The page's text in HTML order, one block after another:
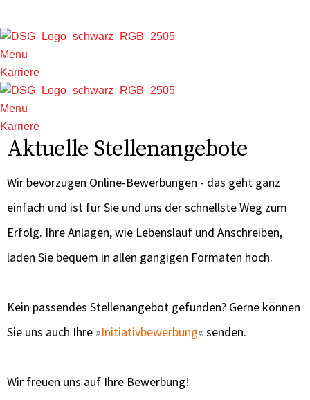
Menu
Karriere
Menu
Karriere
Aktuelle Stellenangebote
Wir bevorzugen Online-Bewerbungen - das geht ganz
einfach und ist für Sie und uns der schnellste Weg zum
Erfolg. Ihre Anlagen, wie Lebenslauf und Anschreiben,
laden Sie bequem in allen gängigen Formaten hoch.
Kein passendes Stellenangebot gefunden? Gerne können
Sie uns auch Ihre
Initiativbewerbung senden.
Wir freuen uns auf Ihre Bewerbung!